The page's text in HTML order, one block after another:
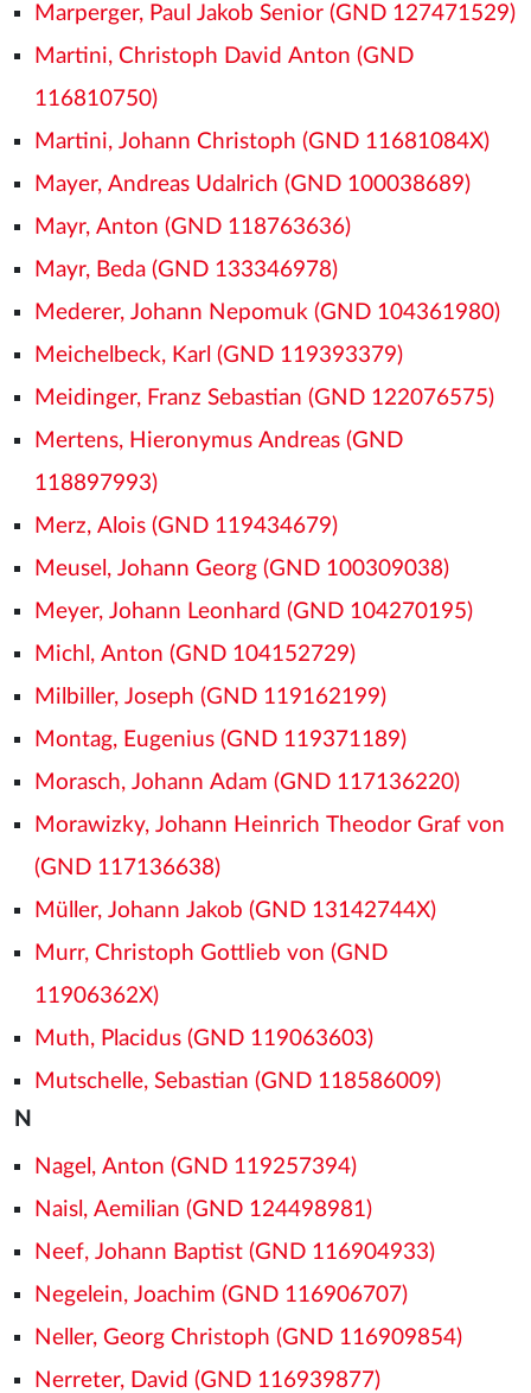
Marperger, Paul Jakob Senior (GND 127471529)
Martini, Christoph David Anton (GND
116810750)
Martini, Johann Christoph (GND 11681084X)
Mayer, Andreas Udalrich (GND 100038689)
Mayr, Anton (GND 118763636)
Mayr, Beda (GND 133346978)
Mederer, Johann Nepomuk (GND 104361980)
Meichelbeck, Karl (GND 119393379)
Meidinger, Franz Sebastian (GND 122076575)
Mertens, Hieronymus Andreas (GND
118897993)
Merz, Alois (GND 119434679)
Meusel, Johann Georg (GND 100309038)
Meyer, Johann Leonhard (GND 104270195)
Michl, Anton (GND 104152729)
Milbiller, Joseph (GND 119162199)
Montag, Eugenius (GND 119371189)
Morasch, Johann Adam (GND 117136220)
Morawizky, Johann Heinrich Theodor Graf von
(GND 117136638)
Müller, Johann Jakob (GND 13142744X)
Murr, Christoph Gottlieb von (GND
11906362X)
Muth, Placidus (GND 119063603)
Mutschelle, Sebastian (GND 118586009)
N
Nagel, Anton (GND 119257394)
Naisl, Aemilian (GND 124498981)
Neef, Johann Baptist (GND 116904933)
Negelein, Joachim (GND 116906707)
Neller, Georg Christoph (GND 116909854)
Nerreter, David (GND 116939877)